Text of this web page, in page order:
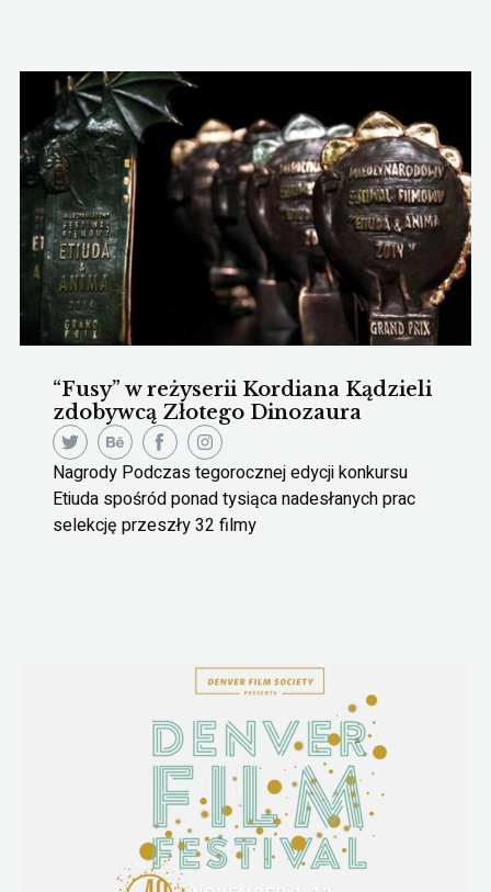
“Fusy” w reżyserii Kordiana Kądzieli
zdobywcą Złotego Dinozaura
Nagrody Podczas tegorocznej edycji konkursu
Etiuda spośród ponad tysiąca nadesłanych prac
selekcję przeszły 32 filmy